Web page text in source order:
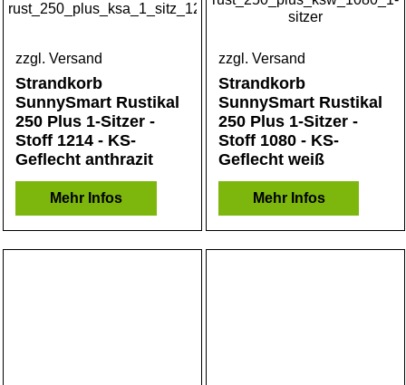
zzgl. Versand
Strandkorb
SunnySmart Rustikal
250 Plus 1-Sitzer -
Stoff 1214 - KS-
Geflecht anthrazit
Mehr Infos
zzgl. Versand
Strandkorb
SunnySmart Rustikal
250 Plus 1-Sitzer -
Stoff 1080 - KS-
Geflecht weiß
Mehr Infos